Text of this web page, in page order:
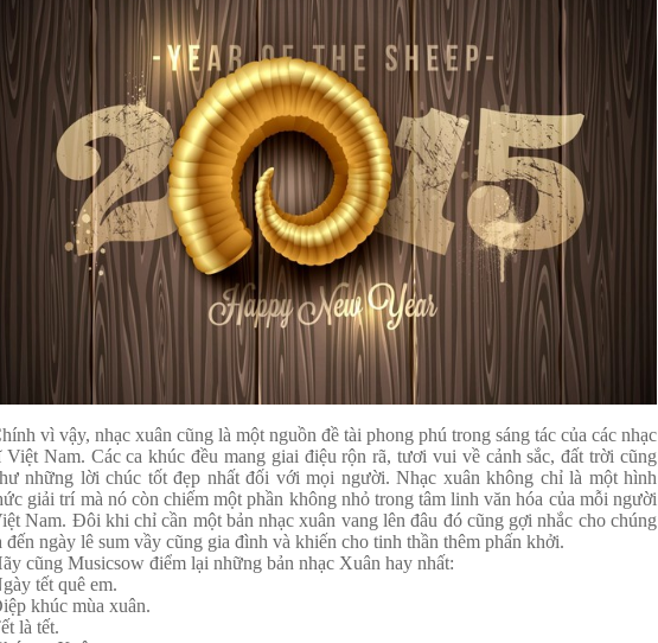
vì vậy, nhạc xuân cũng là một nguồn đề tài phong phú trong sáng tác của các nhạc
Việt Nam. Các ca khúc đều mang giai điệu rộn rã, tươi vui về cảnh sắc, đất trời cũng
những lời chúc tốt đẹp nhất đối với mọi người. Nhạc xuân không chỉ là một hình
giải trí mà nó còn chiếm một phần không nhỏ trong tâm linh văn hóa của mỗi người
Nam. Đôi khi chỉ cần một bản nhạc xuân vang lên đâu đó cũng gợi nhắc cho chúng
đến ngày lê sum vầy cũng gia đình và khiến cho tinh thần thêm phấn khởi.
cũng Musicsow điểm lại những bản nhạc Xuân hay nhất:
tết quê em.
khúc mùa xuân.
là tết.